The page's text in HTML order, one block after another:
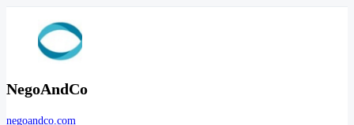
NegoAndCo
negoandco.com